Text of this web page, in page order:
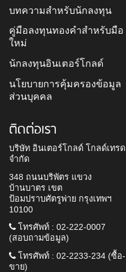
บทความสำหรับนักลงทุน
คู่มือลงทุนทองคำสำหรับมือ
ใหม่
นักลงทุนอินเตอร์โกลด์
นโยบายการคุ้มครองข้อมูล
ส่วนบุคคล
ติดต่อเรา
บริษัท อินเตอร์โกลด์ โกลด์เทรด
จำกัด
348 ถนนบริพัตร แขวง
บ้านบาตร เขต
ป้อมปราบศัตรูพ่าย กรุงเทพฯ
10100
โทรศัพท์ : 02-222-0007
(สอบถามข้อมูล)
โทรศัพท์ : 02-2233-234 (ซื้อ-
ขาย)